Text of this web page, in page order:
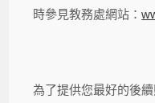
時參見教務處網站：
為了提供您最好的後